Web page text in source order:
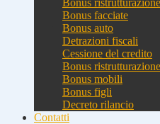
Bonus
Bonus facciate
Bonus auto
Detrazioni fiscali
Cessione del credito
Bonus
Bonus mobili
Bonus figli
Decreto rilancio
Contatti